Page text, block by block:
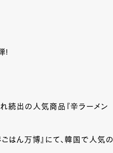
!
続出の人気商品『辛ラーメン
はん万博』にて、韓国で人気の